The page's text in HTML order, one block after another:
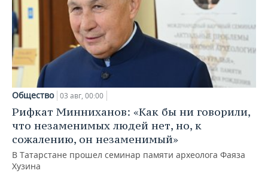
Общество 03 авг, 00:00
Рифкат Минниханов: «Как бы ни говорили,
что незаменимых людей нет, но, к
сожалению, он незаменимый»
В Татарстане прошел семинар памяти археолога Фаяза
Хузина